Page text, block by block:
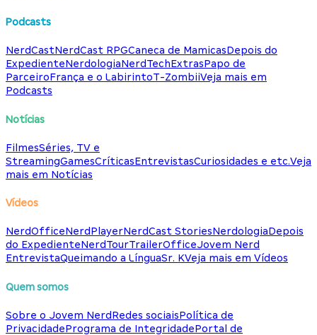
Podcasts
NerdCastNerdCast RPGCaneca de MamicasDepois do
ExpedienteNerdologiaNerdTechExtrasPapo de
ParceiroFrança e o LabirintoT-ZombiiVeja mais em
Podcasts
Notícias
FilmesSéries, TV e
StreamingGamesCríticasEntrevistasCuriosidades e etc.Veja
mais em Notícias
Vídeos
NerdOfficeNerdPlayerNerdCast StoriesNerdologiaDepois
do ExpedienteNerdTourTrailerOfficeJovem Nerd
EntrevistaQueimando a LínguaSr. KVeja mais em Vídeos
Quem somos
Sobre o Jovem NerdRedes sociaisPolítica de
PrivacidadePrograma de IntegridadePortal de